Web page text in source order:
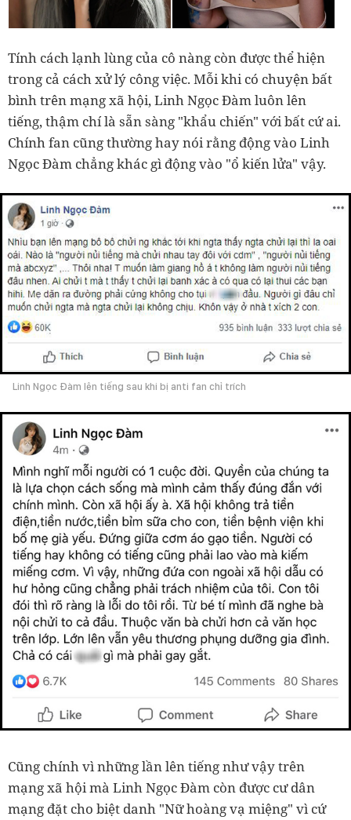
Tính cách lạnh lùng của cô nàng còn được thể hiện
trong cả cách xử lý công việc. Mỗi khi có chuyện bất
bình trên mạng xã hội, Linh Ngọc Đàm luôn lên
tiếng, thậm chí là sẵn sàng "khẩu chiến" với bất cứ ai.
Chính fan cũng thường hay nói rằng động vào Linh
Ngọc Đàm chẳng khác gì động vào "ổ kiến lửa" vậy.
Linh Ngọc Đàm lên tiếng sau khi bị anti fan chỉ trích
Cũng chính vì những lần lên tiếng như vậy trên
mạng xã hội mà Linh Ngọc Đàm còn được cư dân
mạng đặt cho biệt danh "Nữ hoàng vạ miệng" vì cứ